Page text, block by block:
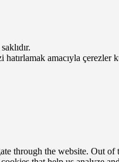
amacıyla
through the website. Out of